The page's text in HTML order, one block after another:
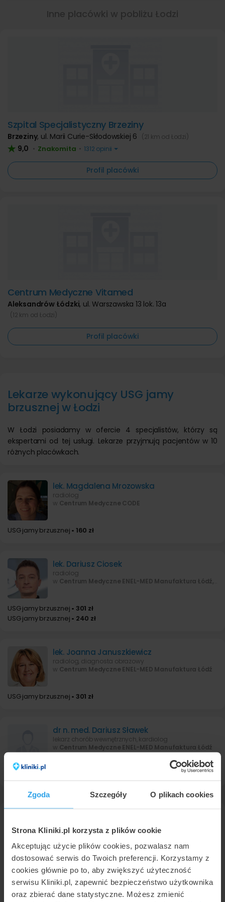
Zgoda Szczegóły O plikach cookies
Strona Kliniki.pl korzysta z plików cookie
Akceptując użycie plików cookies, pozwalasz nam
dostosować serwis do Twoich preferencji. Korzystamy z
cookies głównie po to, aby zwiększyć użyteczność
serwisu Kliniki.pl, zapewnić bezpieczeństwo użytkownika
oraz zbierać dane statystyczne. Możesz zmienić
Szpital Specjalistyczny Brzeziny
Brzeziny, ul. Marii Curie-Skłodowskiej 6 (21 km od Łodzi)
9,0 • Znakomita • 1312 opinii
Profil placówki
Centrum Medyczne Vitamed
Aleksandrów Łódzki, ul. Warszawska 13 lok. 13a
(12 km od Łodzi)
Profil placówki
Lekarze wykonujący USG jamy
brzusznej w Łodzi
W Łodzi posiadamy w ofercie 4 specjalistów, którzy są
ekspertami od tej usługi. Lekarze przyjmują pacjentów w 10
różnych placówkach.
lek. Magdalena Mrozowska
radiolog
w Centrum Medyczne CODE
USG jamy brzusznej • 160 zł
lek. Dariusz Ciosek
radiolog
w Centrum Medyczne ENEL-MED Manufaktura Łódź, ENEL-SPORT Łódź
USG jamy brzusznej • 301 zł
USG jamy brzusznej • 240 zł
lek. Joanna Januszkiewicz
radiolog, diagnosta obrazowy
w Centrum Medyczne ENEL-MED Manufaktura Łódź
USG jamy brzusznej • 301 zł
dr n. med. Dariusz Sławek
lekarz chorób wewnętrznych, kardiolog
w Centrum Medyczne ENEL-MED Manufaktura Łódź
USG jamy brzusznej w Łodzi - gdzie
najlepiej?
W trakcie badania USG jamy brzusznej lekarz może ocenić
strukturę organów wewnętrznych brzucha, takich jak nerki,
wątroba, pęcherzyk żółciowy, trzustka i śledziona, a także
aorta brzuszna i inne naczynia, umiejscowione w brzuchu.